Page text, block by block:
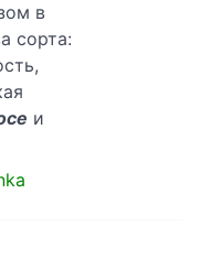
в
сорта:
и